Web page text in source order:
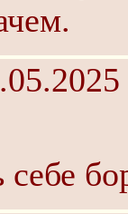
себе